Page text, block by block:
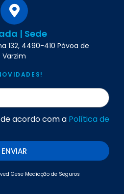
| Sede
132, 4490-410 Póvoa de
Varzim
acordo com a Política de
ENVIAR
Gese Mediação de Seguros